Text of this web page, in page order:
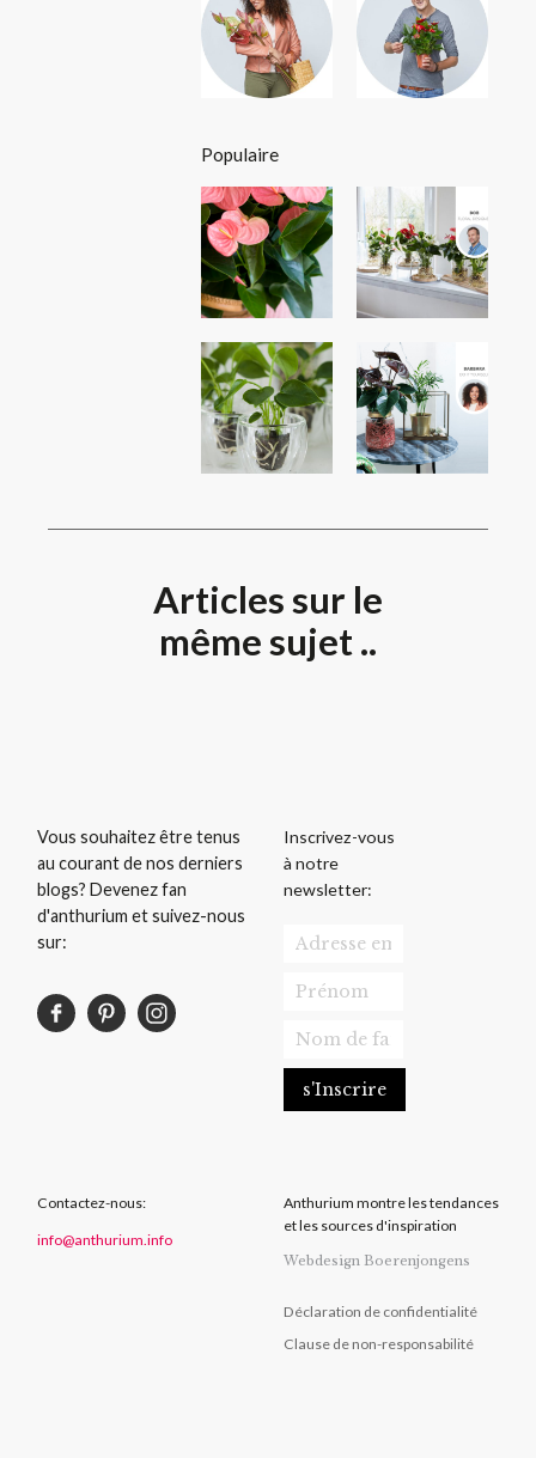
Populaire
Articles sur le
même sujet ..
Vous souhaitez être tenus
au courant de nos derniers
blogs? Devenez fan
d'anthurium et suivez-nous
sur:
Inscrivez-vous
à notre
newsletter:
Contactez-nous:
info@anthurium.info
Anthurium montre les tendances
et les sources d'inspiration
Webdesign Boerenjongens
Déclaration de confidentialité
Clause de non-responsabilité